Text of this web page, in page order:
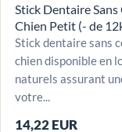
Stick Dentaire
Chien Petit (- de
Stick dentaire sans
chien disponible en
naturels assurant
votre...
14,22 EUR